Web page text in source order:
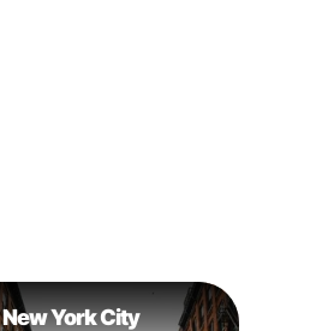
New York City